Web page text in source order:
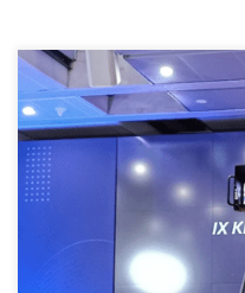
W dniach 1 i 2 grudnia odbyło
Akademickich 2023 w
Warszawie. Wydarzenie
PR & marketing.
uczestników o […]